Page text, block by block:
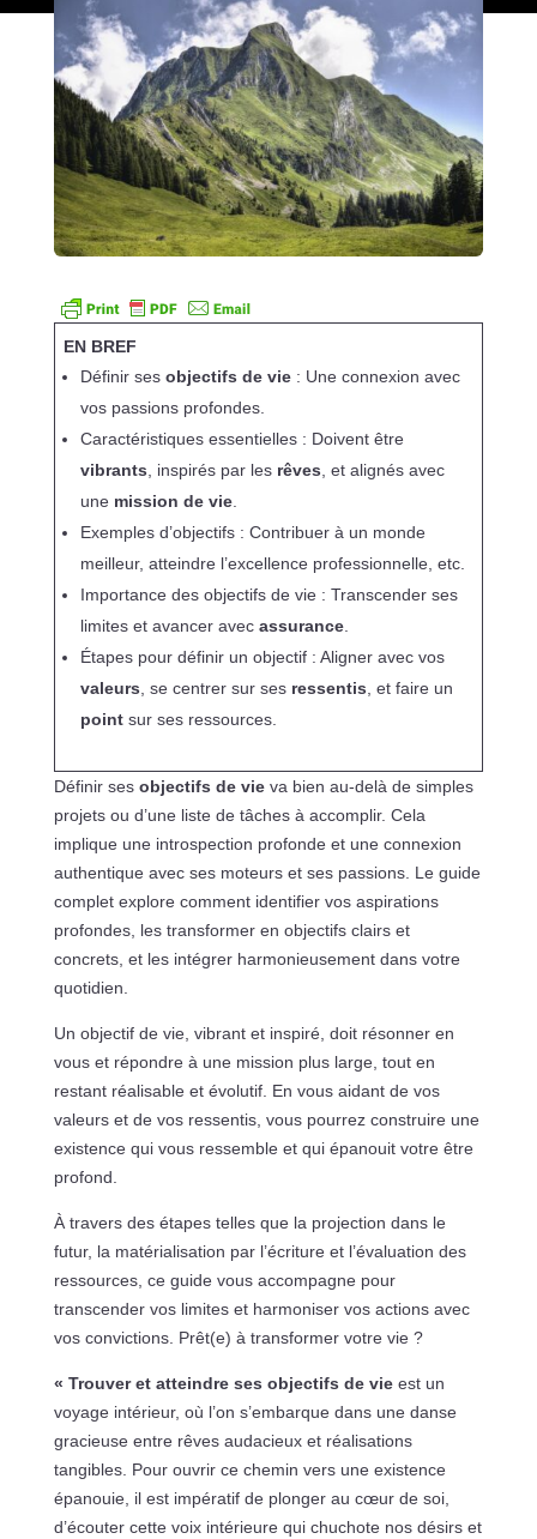
EN BREF
Définir ses objectifs de vie: Une connexion avec
vos passions profondes.
Caractéristiques essentielles : Doivent être
vibrants , inspirés par les rêves , et alignés avec
une mission de vie.
Exemples d’objectifs : Contribuer à un monde
meilleur, atteindre l’excellence professionnelle, etc.
Importance des objectifs de vie : Transcender ses
limites et avancer avec assurance.
Étapes pour définir un objectif : Aligner avec vos
valeurs , se centrer sur ses ressentis , et faire un
pointsur ses ressources.
Définir ses objectifs de vieva bien au-delà de simples
projets ou d’une liste de tâches à accomplir. Cela
implique une introspection profonde et une connexion
authentique avec ses moteurs et ses passions. Le guide
complet explore comment identifier vos aspirations
profondes, les transformer en objectifs clairs et
concrets, et les intégrer harmonieusement dans votre
quotidien.
Un objectif de vie, vibrant et inspiré, doit résonner en
vous et répondre à une mission plus large, tout en
restant réalisable et évolutif. En vous aidant de vos
valeurs et de vos ressentis, vous pourrez construire une
existence qui vous ressemble et qui épanouit votre être
profond.
À travers des étapes telles que la projection dans le
futur, la matérialisation par l’écriture et l’évaluation des
ressources, ce guide vous accompagne pour
transcender vos limites et harmoniser vos actions avec
vos convictions. Prêt(e) à transformer votre vie ?
« Trouver et atteindre ses objectifs de vieest un
voyage intérieur, où l’on s’embarque dans une danse
gracieuse entre rêves audacieux et réalisations
tangibles. Pour ouvrir ce chemin vers une existence
épanouie, il est impératif de plonger au cœur de soi,
d’écouter cette voix intérieure qui chuchote nos désirs et